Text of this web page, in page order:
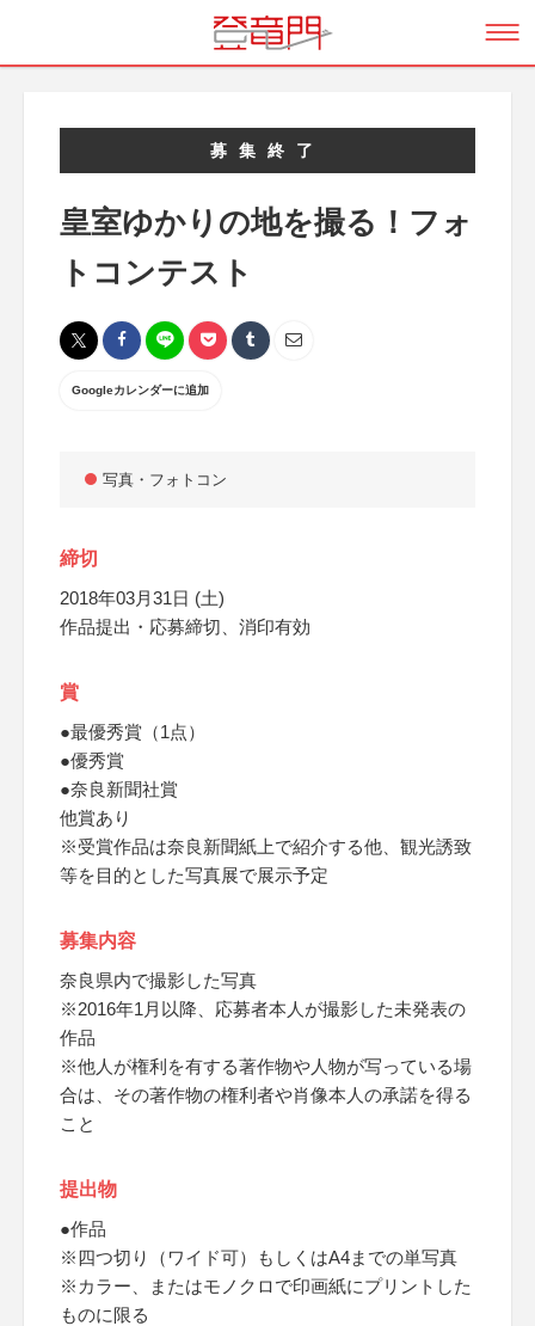
募集終了
皇室ゆかりの地を撮る！フォ
トコンテスト
Googleカレンダーに追加
写真・フォトコン
締切
2018年03月31日 (土)
作品提出・応募締切、消印有効
賞
●最優秀賞（1点）
●優秀賞
●奈良新聞社賞
他賞あり
※受賞作品は奈良新聞紙上で紹介する他、観光誘致
等を目的とした写真展で展示予定
募集内容
奈良県内で撮影した写真
※2016年1月以降、応募者本人が撮影した未発表の
作品
※他人が権利を有する著作物や人物が写っている場
合は、その著作物の権利者や肖像本人の承諾を得る
こと
提出物
●作品
※四つ切り（ワイド可）もしくはA4までの単写真
※カラー、またはモノクロで印画紙にプリントした
ものに限る